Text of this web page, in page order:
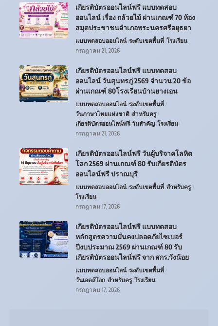
เกียรติบัตรออนไลน์ฟรี แบบทดสอบ
ออนไลน์ เรื่อง กล้วยไม้ ผ่านเกณฑ์ 70 ห้อง
สมุดประชาชนอำเภอพระนครศรีอยุธยา
แบบทดสอบออนไลน์ ระดับเขตพื้นที่ โรงเรียน
กรกฎาคม 21, 2026
เกียรติบัตรออนไลน์ฟรี แบบทดสอบ
ออนไลน์ วันสุนทรภู่ 2569 จำนวน 20 ข้อ
ผ่านเกณฑ์ 80โรงเรียนบ้านยางเอน
แบบทดสอบออนไลน์ ระดับเขตพื้นที่
วันภาษาไทยแห่งชาติ สำหรับครู
เกียรติบัตรออนไลน์ฟรี-วันสำคัญ โรงเรียน
กรกฎาคม 21, 2026
เกียรติบัตรออนไลน์ฟรี วันผู้บริจาคโลหิต
โลก 2569 ผ่านเกณฑ์ 80 รับเกียรติบัตร
ออนไลน์ฟรี ปราณบุรี
แบบทดสอบออนไลน์ ระดับเขตพื้นที่ สำหรับครู
โรงเรียน
กรกฎาคม 17, 2026
เกียรติบัตรออนไลน์ฟรี แบบทดสอบ
หลักสูตรความมั่นคงปลอดภัยไซเบอร์
ปีงบประมาณ 2569 ผ่านเกณฑ์ 80 รับ
เกียรติบัตรออนไลน์ฟรี จาก สกร.วังน้อย
แบบทดสอบออนไลน์ ระดับเขตพื้นที่
วันเอดส์โลก สำหรับครู โรงเรียน
กรกฎาคม 17, 2026